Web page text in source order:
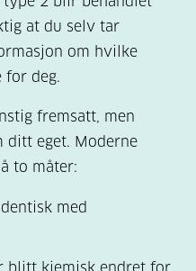
at du selv tar
om hvilke
for deg.
fremsatt, men
ditt eget. Moderne
to måter:
med